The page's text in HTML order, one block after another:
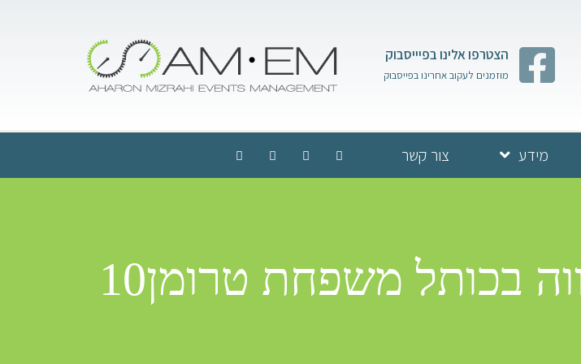
הצטרפו אלינו בפיייסבוק
מוזמנים לעקוב אחרינו בפייסבוק
מידע צור קשר
בכותל משפחת טרומן10